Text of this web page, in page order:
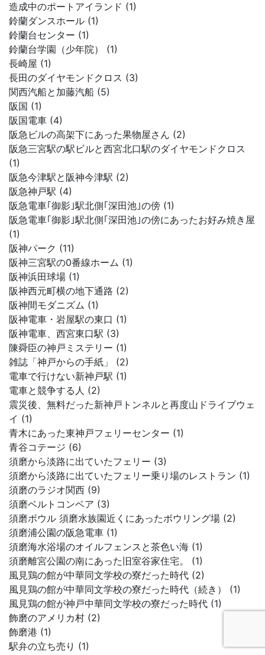
造成中のポートアイランド (1)
鈴蘭ダンスホール (1)
鈴蘭台センター (1)
鈴蘭台学園（少年院） (1)
長崎屋 (1)
長田のダイヤモンドクロス (3)
関西汽船と加藤汽船 (5)
阪国 (1)
阪国電車 (4)
阪急ビルの高架下にあった果物屋さん (2)
阪急三宮駅の駅ビルと西宮北口駅のダイヤモンドクロス
(1)
阪急今津駅と阪神今津駅 (2)
阪急神戸駅 (4)
阪急電車｢御影｣駅北側｢深田池｣の傍 (1)
阪急電車｢御影｣駅北側｢深田池｣の傍にあったお好み焼き屋
(1)
阪神パーク (11)
阪神三宮駅の0番線ホーム (1)
阪神浜田球場 (1)
阪神西元町横の地下通路 (2)
阪神間モダニズム (1)
阪神電車・岩屋駅の東口 (1)
阪神電車、西宮東口駅 (3)
陳舜臣の神戸ミステリー (1)
雑誌「神戸からの手紙」 (2)
電車で行けない新神戸駅 (1)
電車と競争する人 (2)
震災後、無料だった新神戸トンネルと再度山ドライブウェ
イ (1)
青木にあった東神戸フェリーセンター (1)
青谷コテージ (6)
須磨から淡路に出ていたフェリー (3)
須磨から淡路に出ていたフェリー乗り場のレストラン (1)
須磨のラジオ関西 (9)
須磨ベルトコンベア (3)
須磨ボウル 須磨水族園近くにあったボウリング場 (2)
須磨浦公園の阪急電車 (1)
須磨海水浴場のオイルフェンスと茶色い海 (1)
須磨離宮公園の南にあった旧室谷家住宅。 (1)
風見鶏の館が中華同文学校の寮だった時代 (2)
風見鶏の館が中華同文学校の寮だった時代（続き） (1)
風見鶏の館が神戸中華同文学校の寮だった時代 (1)
飾磨のアメリカ村 (2)
飾磨港 (1)
駅弁の立ち売り (1)